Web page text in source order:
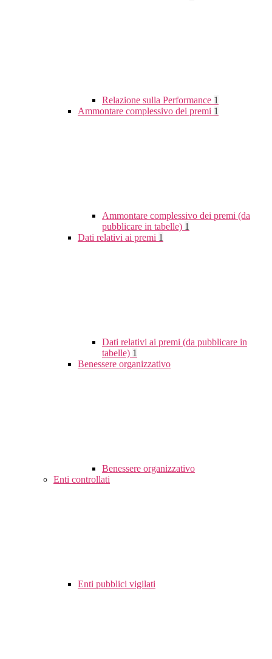
Relazione sulla Performance 1
Ammontare complessivo dei premi 1
Ammontare complessivo dei premi (da
pubblicare in tabelle) 1
Dati relativi ai premi 1
Dati relativi ai premi (da pubblicare in
tabelle) 1
Benessere organizzativo
Benessere organizzativo
Enti controllati
Enti pubblici vigilati